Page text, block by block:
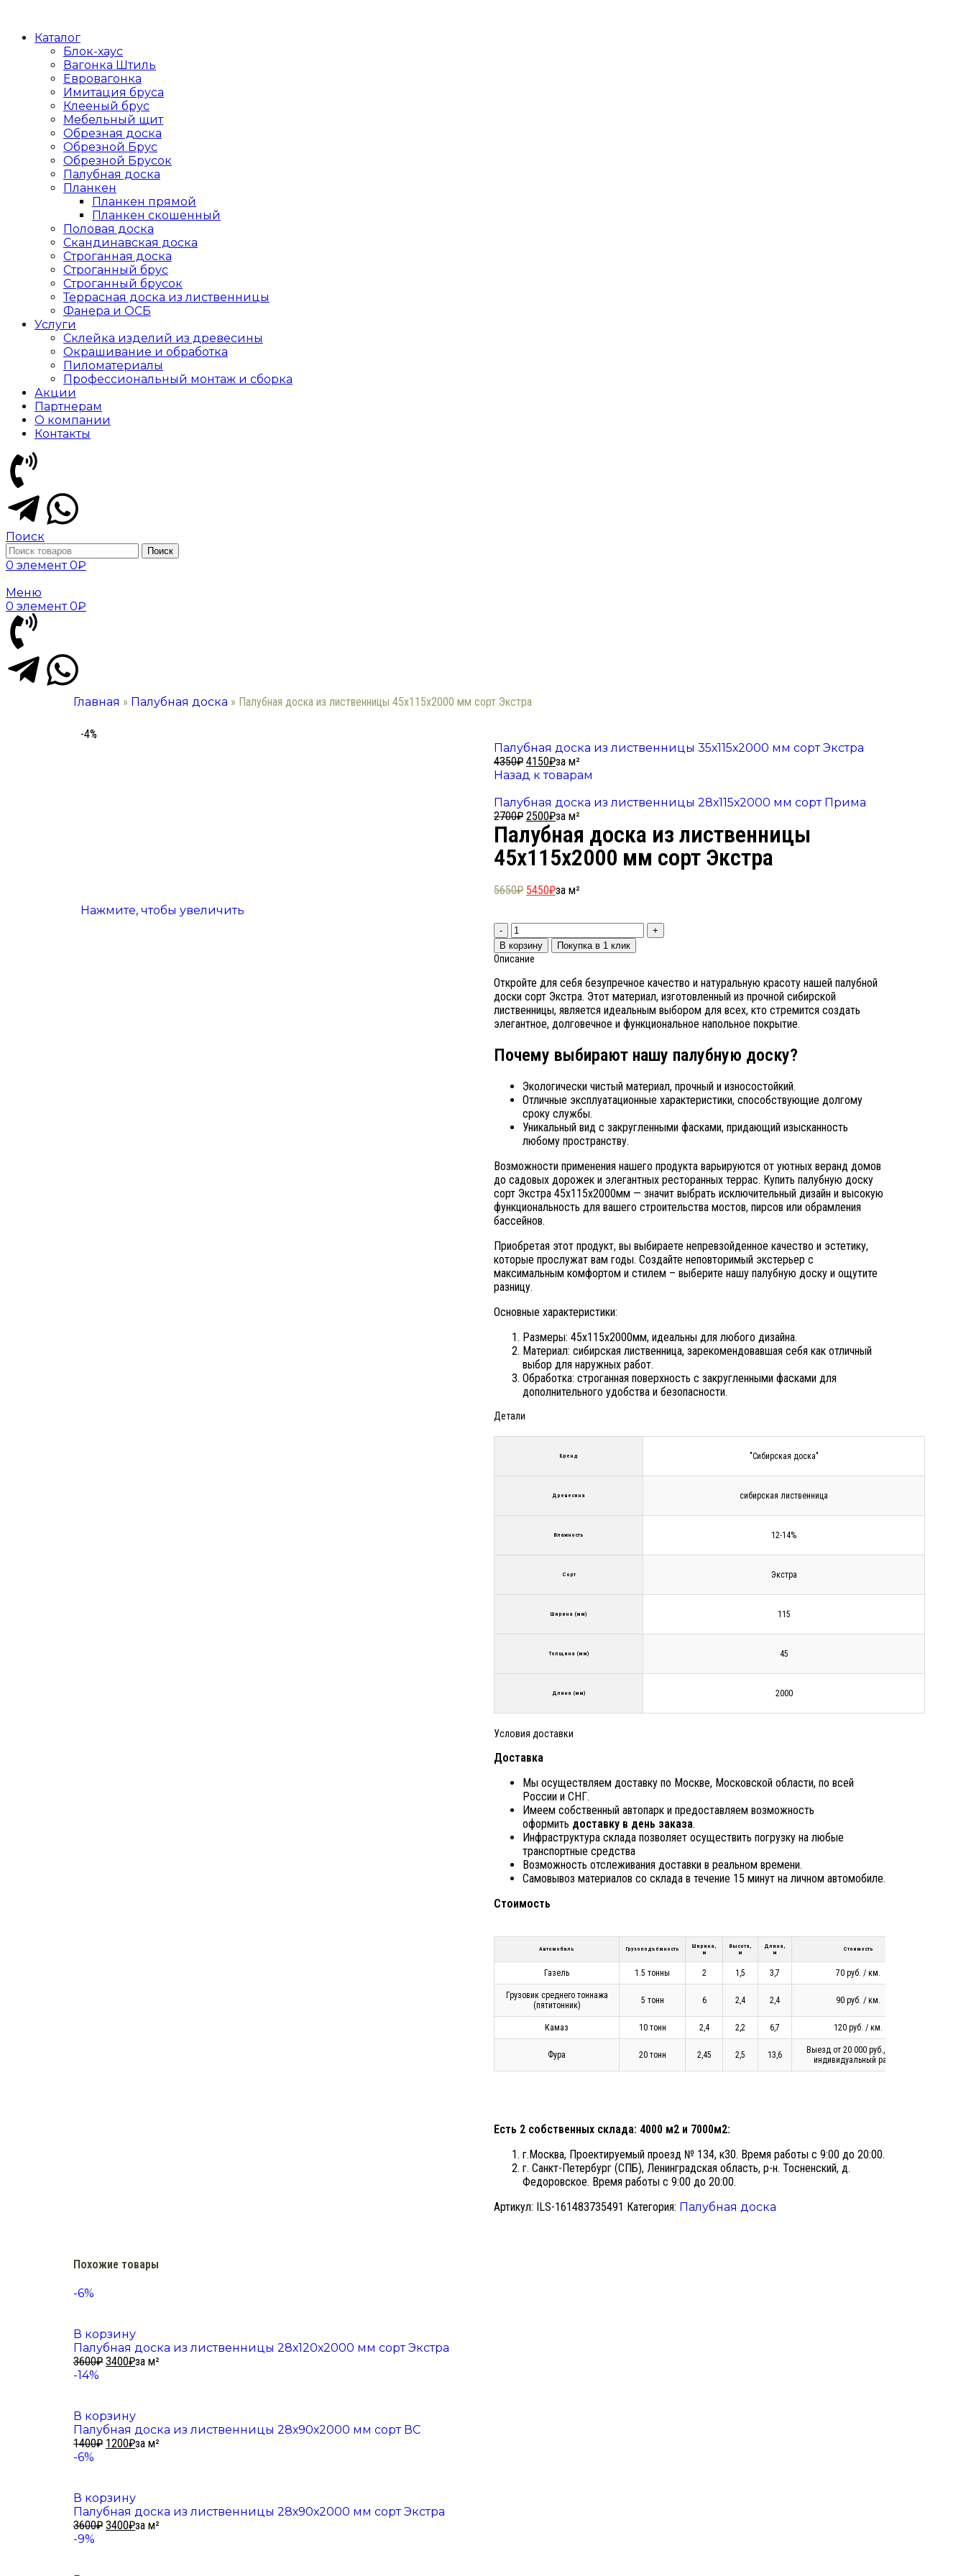
Каталог
Блок-хаус
Вагонка Штиль
Евровагонка
Имитация бруса
Клееный брус
Мебельный щит
Обрезная доска
Обрезной Брус
Обрезной Брусок
Палубная доска
Планкен
Планкен прямой
Планкен скошенный
Половая доска
Скандинавская доска
Строганная доска
Строганный брус
Строганный брусок
Террасная доска из лиственницы
Фанера и ОСБ
Услуги
Склейка изделий из древесины
Окрашивание и обработка
Пиломатериалы
Профессиональный монтаж и сборка
Акции
Партнерам
О компании
Контакты
Поиск
Поиск
0 элемент 0₽
Меню
0 элемент 0₽
Главная » Палубная доска » Палубная доска из лиственницы 45х115х2000 мм сорт Экстра
-4%
Нажмите, чтобы увеличить
Палубная доска из лиственницы 35х115х2000 мм сорт Экстра
4350₽ 4150₽за м²
Назад к товарам
Палубная доска из лиственницы 28х115х2000 мм сорт Прима
2700₽ 2500₽за м²
Палубная доска из лиственницы
45х115х2000 мм сорт Экстра
5650₽ 5450₽за м²
В корзину Покупка в 1 клик
Описание
Откройте для себя безупречное качество и натуральную красоту нашей палубной
доски сорт Экстра. Этот материал, изготовленный из прочной сибирской
лиственницы, является идеальным выбором для всех, кто стремится создать
элегантное, долговечное и функциональное напольное покрытие.
Почему выбирают нашу палубную доску?
Экологически чистый материал, прочный и износостойкий.
Отличные эксплуатационные характеристики, способствующие долгому
сроку службы.
Уникальный вид с закругленными фасками, придающий изысканность
любому пространству.
Возможности применения нашего продукта варьируются от уютных веранд домов
до садовых дорожек и элегантных ресторанных террас. Купить палубную доску
сорт Экстра 45х115х2000мм — значит выбрать исключительный дизайн и высокую
функциональность для вашего строительства мостов, пирсов или обрамления
бассейнов.
Приобретая этот продукт, вы выбираете непревзойденное качество и эстетику,
которые прослужат вам годы. Создайте неповторимый экстерьер с
максимальным комфортом и стилем – выберите нашу палубную доску и ощутите
разницу.
Основные характеристики:
Размеры: 45х115х2000мм, идеальны для любого дизайна.
Материал: сибирская лиственница, зарекомендовавшая себя как отличный
выбор для наружных работ.
Обработка: строганная поверхность с закругленными фасками для
дополнительного удобства и безопасности.
Детали
Бренд "Сибирская доска"
Древесина сибирская лиственница
Влажность 12-14%
Сорт Экстра
Ширина (мм) 115
Толщина (мм) 45
Длина (мм) 2000
Условия доставки
Доставка
Мы осуществляем доставку по Москве, Московской области, по всей
России и СНГ.
Имеем собственный автопарк и предоставляем возможность
оформить доставку в день заказа.
Инфраструктура склада позволяет осуществить погрузку на любые
транспортные средства
Возможность отслеживания доставки в реальном времени.
Самовывоз материалов со склада в течение 15 минут на личном автомобиле.
Стоимость
Автомобиль Грузоподъёмность
Ширина,
м
Высота,
м
Длина,
м
Стоимость
Газель 1.5 тонны 2 1,5 3,7 70 руб. / км.
Грузовик среднего тоннажа
(пятитонник)
5 тонн 6 2,4 2,4 90 руб. / км.
Камаз 10 тонн 2,4 2,2 6,7 120 руб. / км.
Фура 20 тонн 2,45 2,5 13,6
Выезд от 20 000 руб., далее
индивидуальный расчет
Есть 2 собственных склада: 4000 м2 и 7000м2:
г.Москва, Проектируемый проезд № 134, к30. Время работы с 9:00 до 20:00.
г. Санкт-Петербург (СПБ), Ленинградская область, р-н. Тосненский, д.
Федоровское. Время работы с 9:00 до 20:00.
Артикул: ILS-161483735491 Категория: Палубная доска
Похожие товары
-6%
В корзину
Палубная доска из лиственницы 28х120х2000 мм сорт Экстра
3600₽ 3400₽за м²
-14%
В корзину
Палубная доска из лиственницы 28х90х2000 мм сорт ВС
1400₽ 1200₽за м²
-6%
В корзину
Палубная доска из лиственницы 28х90х2000 мм сорт Экстра
3600₽ 3400₽за м²
-9%